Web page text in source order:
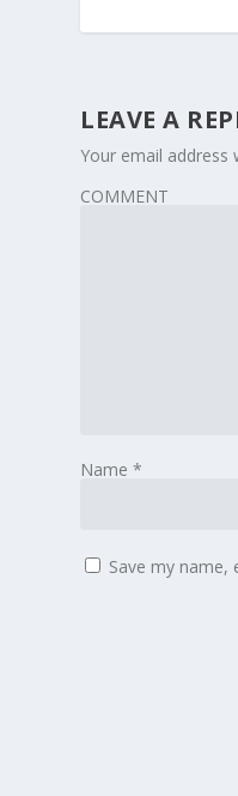
LEAVE A
Your email address
COMMENT
Name*
Save my